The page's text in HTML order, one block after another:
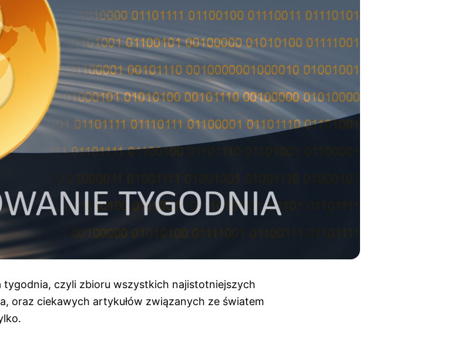
tygodnia, czyli zbioru wszystkich najistotniejszych
oraz ciekawych artykułów związanych ze światem